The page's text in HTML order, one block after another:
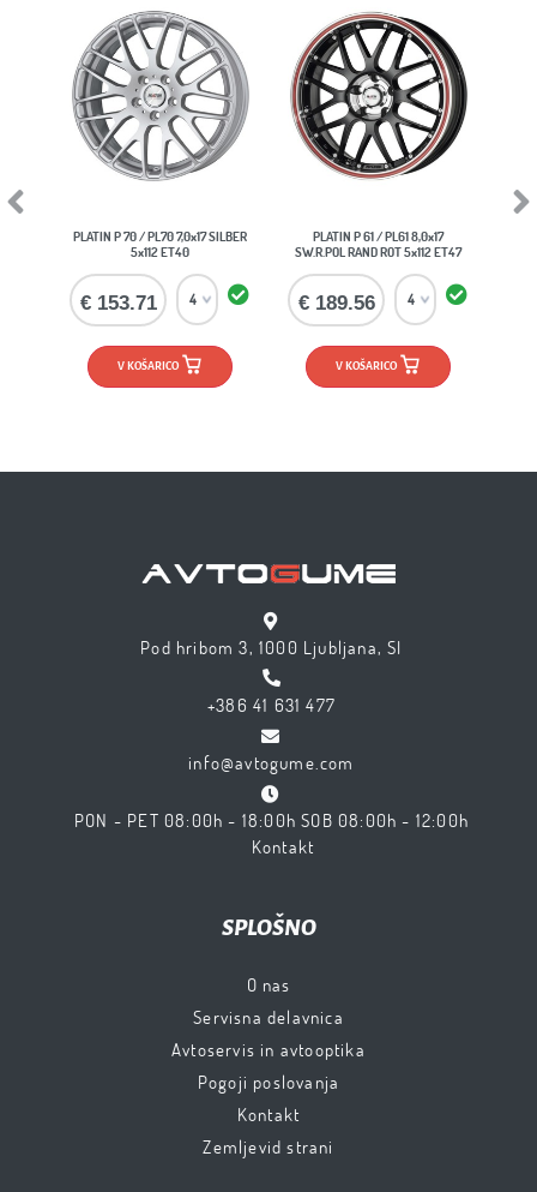
PLATIN P 70 / PL70 7,0x17 SILBER
5x112 ET40
€ 153.71
V KOŠARICO
PLATIN P 61 / PL61 8,0x17
SW.R.POL RAND ROT 5x112 ET47
€ 189.56
V KOŠARICO
Next
Pod hribom 3, 1000 Ljubljana, SI
+386 41 631 477
info@avtogume.com
PON - PET 08:00h - 18:00h SOB 08:00h - 12:00h
Kontakt
SPLOŠNO
O nas
Servisna delavnica
Avtoservis in avtooptika
Pogoji poslovanja
Kontakt
Zemljevid strani